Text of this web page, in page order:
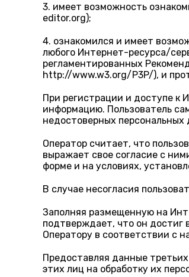
3. имеет возможность
editor.org);
4. ознакомился и имеет
любого Интернет-ресурса/
регламентированных
http://www.w3.org/P3P/), и
При регистрации и доступе к
информацию. Пользователь
недостоверных персональных
Оператор считает, что
выражает свое согласие с
форме и на условиях,
В случае несогласия
Заполняя размещенную на
подтверждает, что он достиг
Оператору в соответствии с
Предоставляя данные
этих лиц на обработку их